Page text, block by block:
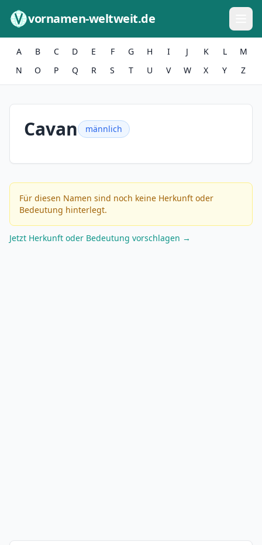
vornamen-weltweit.de
A B C D E F G H I J K L
M
N
O P Q R S T U V W X Y Z
Cavan männlich
Für diesen Namen sind noch keine Herkunft oder
Bedeutung hinterlegt.
Jetzt Herkunft oder Bedeutung vorschlagen →